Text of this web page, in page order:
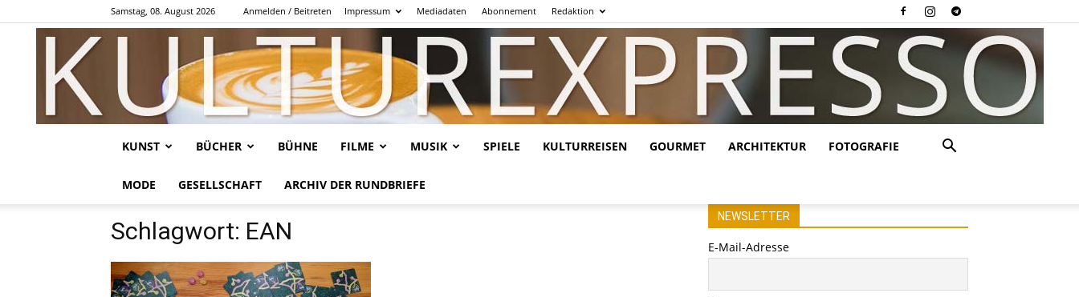
Samstag, 08. August 2026 Anmelden / Beitreten Impressum Mediadaten Abonnement Redaktion
KUNST BÜCHER BÜHNE FILME MUSIK SPIELE KULTURREISEN GOURMET ARCHITEKTUR FOTOGRAFIE
MODE GESELLSCHAFT ARCHIV DER RUNDBRIEFE
Schlagwort: EAN
NEWSLETTER
E-Mail-Adresse